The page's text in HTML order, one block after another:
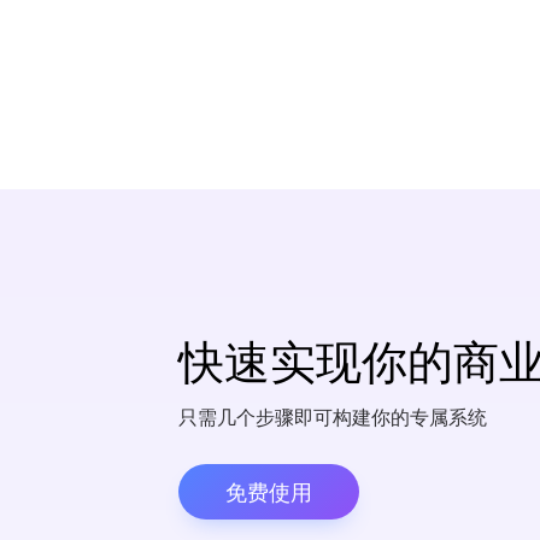
快速实现你的商
只需几个步骤即可构建你的专属系统
免费使用